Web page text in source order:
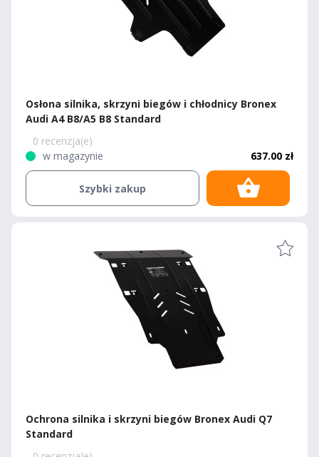
Osłona silnika, skrzyni biegów i chłodnicy Bronex
Audi A4 B8/A5 B8 Standard
0 recenzja(e)
w magazynie
637.00 zł
Szybki zakup
Ochrona silnika i skrzyni biegów Bronex Audi Q7
Standard